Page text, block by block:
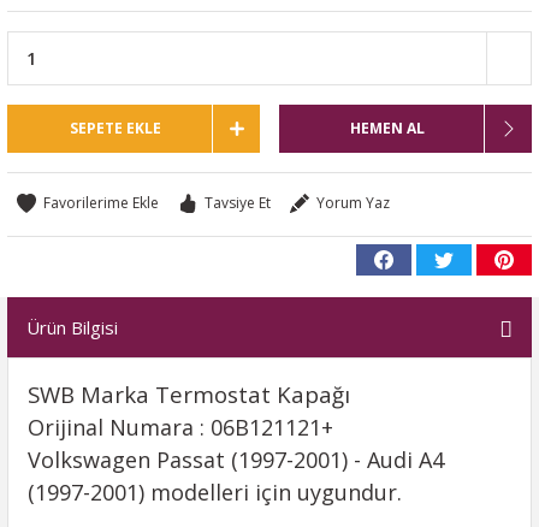
SEPETE EKLE HEMEN AL
Tavsiye Et Yorum Yaz
Ürün Bilgisi
SWB Marka Termostat Kapağı
Orijinal Numara : 06B121121+
Volkswagen Passat (1997-2001) - Audi A4
(1997-2001) modelleri için uygundur.